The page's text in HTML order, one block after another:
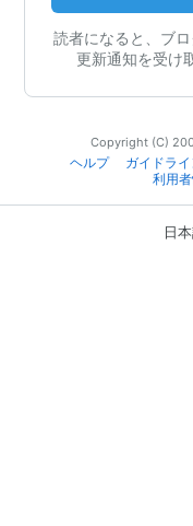
読者になると、ブ
更新通知を受け
Copyright (C)
ヘルプ
ガイドライ
利用
日